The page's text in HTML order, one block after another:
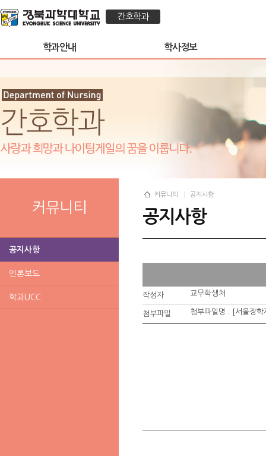
간호학과
학과안내 학사정보
커뮤니티
공지사항
언론보도
학과UCC
커뮤니티 공지사항
공지사항
작성자 교무학생처
첨부파일 첨부파일명 : [서울장